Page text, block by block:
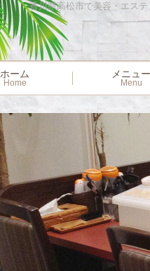
香川県高松市で美容・エス
ホーム
Home
メニュー
Menu